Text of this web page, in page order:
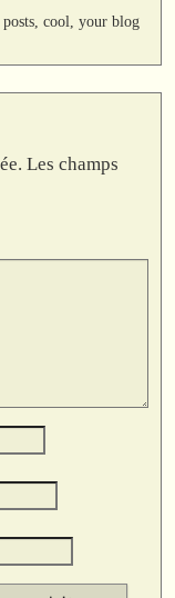
cool, your blog
Les champs